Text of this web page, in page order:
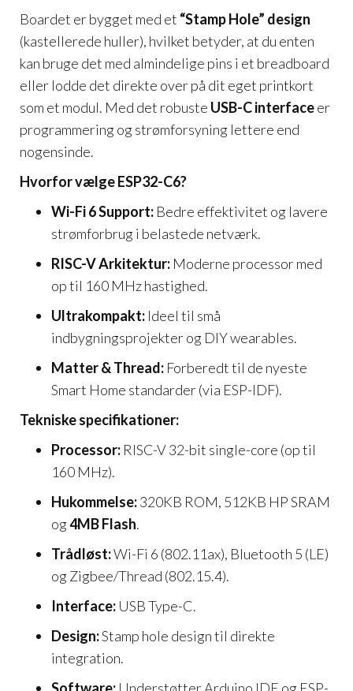
Boardet er bygget med et “Stamp Hole” design
(kastellerede huller), hvilket betyder, at du enten
kan bruge det med almindelige pins i et breadboard
eller lodde det direkte over på dit eget printkort
som et modul. Med det robuste USB-C interfaceer
programmering og strømforsyning lettere end
nogensinde.
Hvorfor vælge ESP32-C6?
Wi-Fi 6 Support: Bedre effektivitet og lavere
strømforbrug i belastede netværk.
RISC-V Arkitektur: Moderne processor med
op til 160 MHz hastighed.
Ultrakompakt: Ideel til små
indbygningsprojekter og DIY wearables.
Matter & Thread: Forberedt til de nyeste
Smart Home standarder (via ESP-IDF).
Tekniske specifikationer:
Processor: RISC-V 32-bit single-core (op til
160 MHz).
Hukommelse:320KB ROM, 512KB HP SRAM
og4MB Flash.
Trådløst:Wi-Fi 6 (802.11ax), Bluetooth 5 (LE)
og Zigbee/Thread (802.15.4).
Interface: USB Type-C.
Design:Stamp hole design til direkte
integration.